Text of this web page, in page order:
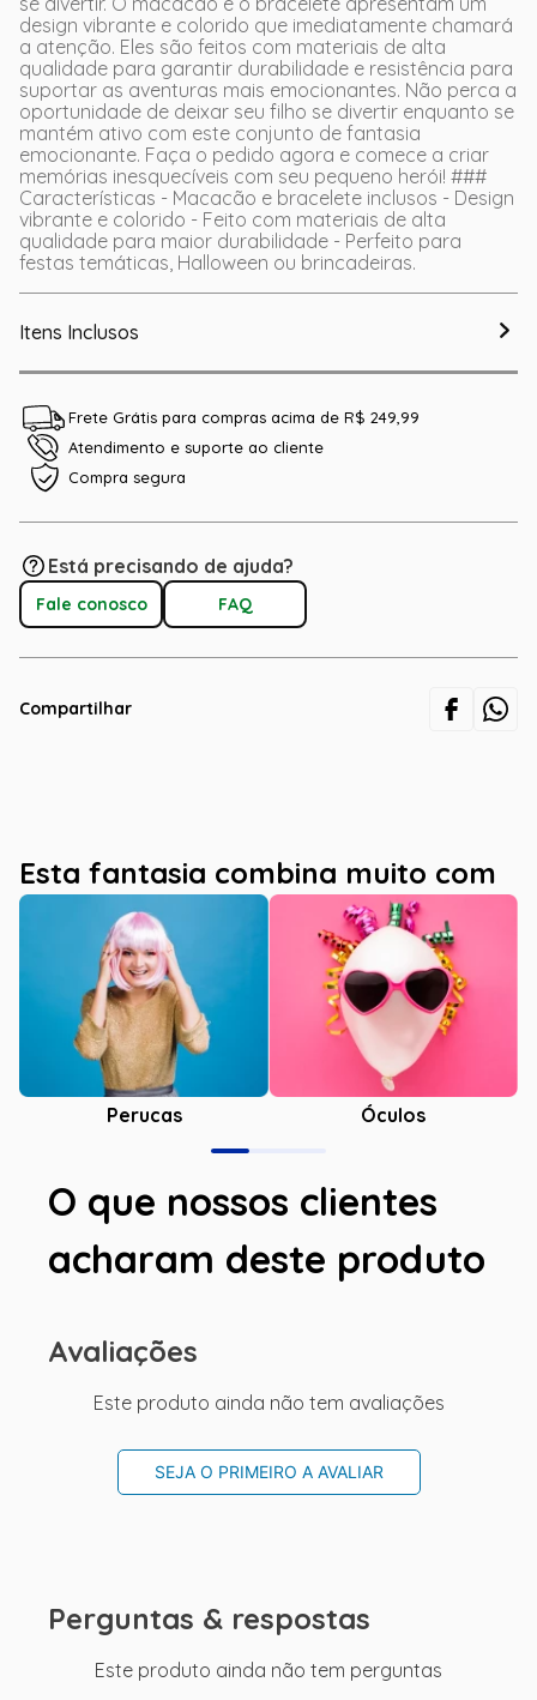
design vibrante e colorido que imediatamente chamará
a atenção. Eles são feitos com materiais de alta
qualidade para garantir durabilidade e resistência para
suportar as aventuras mais emocionantes. Não perca a
oportunidade de deixar seu filho se divertir enquanto se
mantém ativo com este conjunto de fantasia
emocionante. Faça o pedido agora e comece a criar
memórias inesquecíveis com seu pequeno herói! ###
Características - Macacão e bracelete inclusos - Design
vibrante e colorido - Feito com materiais de alta
qualidade para maior durabilidade - Perfeito para
festas temáticas, Halloween ou brincadeiras.
Itens Inclusos
Frete Grátis para compras acima de R$ 249,99
Atendimento e suporte ao cliente
Compra segura
Está precisando de ajuda?
Fale conosco FAQ
Compartilhar
Esta fantasia combina muito com
Perucas Óculos
O que nossos clientes
acharam deste produto
Avaliações
Este produto ainda não tem avaliações
SEJA O PRIMEIRO A AVALIAR
Perguntas & respostas
Este produto ainda não tem perguntas